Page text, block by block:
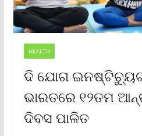
HEALTH
ଦି ଯୋଗ
ଭାରତରେ ୧୨ତମ
ଦିବସ ପାଳିତ